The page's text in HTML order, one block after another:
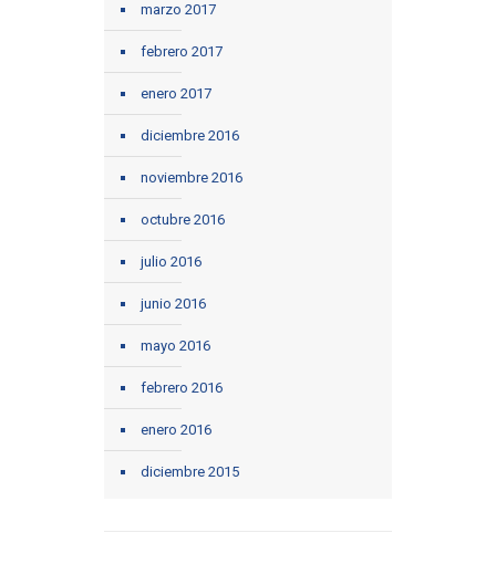
marzo 2017
febrero 2017
enero 2017
diciembre 2016
noviembre 2016
octubre 2016
julio 2016
junio 2016
mayo 2016
febrero 2016
enero 2016
diciembre 2015